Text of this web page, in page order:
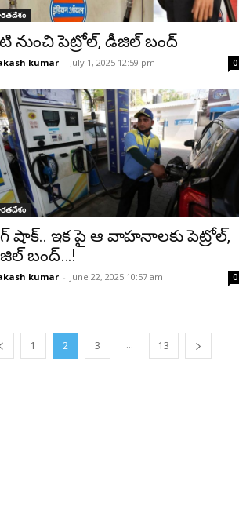
నుంచి పెట్రోల్‌, డీజిల్‌ బంద్
kumar - July 1, 2025 12:59 pm 0
షాక్.. ఇక పై ఆ వాహనాలకు పెట్రోల్,
బంద్…!
kumar - June 22, 2025 10:57 am 0
1 2 3 ... 13